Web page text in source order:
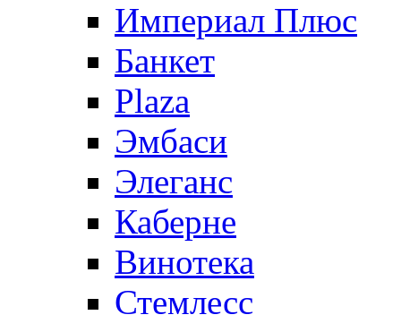
Империал Плюс
Банкет
Plaza
Эмбаси
Элеганс
Каберне
Винотека
Стемлесс